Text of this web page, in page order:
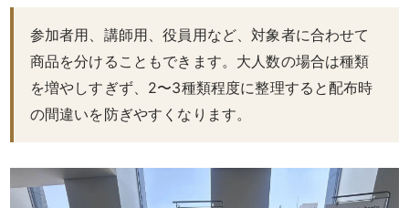
げ
物・
唐
げ》
参加者用、講師用、役員用など、対象者に合わせて
商品を分けることもできます。大人数の場合は種類
を増やしすぎず、2〜3種類程度に整理すると配布時
の間違いを防ぎやすくなります。